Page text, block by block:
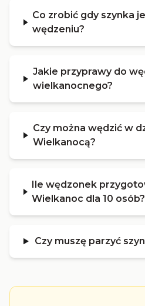
Co zrobić gdy szynka
wędzeniu?
Jakie przyprawy do
wielkanocnego?
Czy można wędzić w
Wielkanocą?
Ile wędzonek
Wielkanoc dla 10 osób?
Czy muszę parzyć